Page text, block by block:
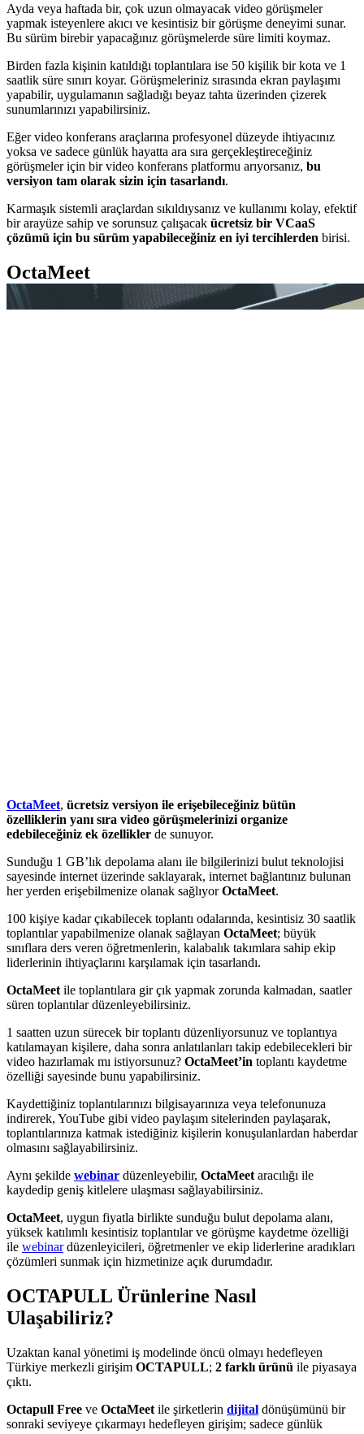
Ayda veya haftada bir, çok uzun olmayacak video görüşmeler
yapmak isteyenlere akıcı ve kesintisiz bir görüşme deneyimi sunar.
Bu sürüm birebir yapacağınız görüşmelerde süre limiti koymaz.
Birden fazla kişinin katıldığı toplantılara ise 50 kişilik bir kota ve 1
saatlik süre sınırı koyar. Görüşmeleriniz sırasında ekran paylaşımı
yapabilir, uygulamanın sağladığı beyaz tahta üzerinden çizerek
sunumlarınızı yapabilirsiniz.
Eğer video konferans araçlarına profesyonel düzeyde ihtiyacınız
yoksa ve sadece günlük hayatta ara sıra gerçekleştireceğiniz
görüşmeler için bir video konferans platformu arıyorsanız, bu
versiyon tam olarak sizin için tasarlandı.
Karmaşık sistemli araçlardan sıkıldıysanız ve kullanımı kolay, efektif
bir arayüze sahip ve sorunsuz çalışacak ücretsiz bir VCaaS
çözümü için bu sürüm yapabileceğiniz en iyi tercihlerden birisi.
OctaMeet
OctaMeet, ücretsiz versiyon ile erişebileceğiniz bütün
özelliklerin yanı sıra video görüşmelerinizi organize
edebileceğiniz ek özellikler de sunuyor.
Sunduğu 1 GB’lık depolama alanı ile bilgilerinizi bulut teknolojisi
sayesinde internet üzerinde saklayarak, internet bağlantınız bulunan
her yerden erişebilmenize olanak sağlıyorOctaMeet.
100 kişiye kadar çıkabilecek toplantı odalarında, kesintisiz 30 saatlik
toplantılar yapabilmenize olanak sağlayan OctaMeet; büyük
sınıflara ders veren öğretmenlerin, kalabalık takımlara sahip ekip
liderlerinin ihtiyaçlarını karşılamak için tasarlandı.
OctaMeet ile toplantılara gir çık yapmak zorunda kalmadan, saatler
süren toplantılar düzenleyebilirsiniz.
1 saatten uzun sürecek bir toplantı düzenliyorsunuz ve toplantıya
katılamayan kişilere, daha sonra anlatılanları takip edebilecekleri bir
video hazırlamak mı istiyorsunuz? OctaMeet’in toplantı kaydetme
özelliği sayesinde bunu yapabilirsiniz.
Kaydettiğiniz toplantılarınızı bilgisayarınıza veya telefonunuza
indirerek, YouTube gibi video paylaşım sitelerinden paylaşarak,
toplantılarınıza katmak istediğiniz kişilerin konuşulanlardan haberdar
olmasını sağlayabilirsiniz.
Aynı şekilde webinar düzenleyebilir, OctaMeet aracılığı ile
kaydedip geniş kitlelere ulaşması sağlayabilirsiniz.
OctaMeet, uygun fiyatla birlikte sunduğu bulut depolama alanı,
yüksek katılımlı kesintisiz toplantılar ve görüşme kaydetme özelliği
ile webinardüzenleyicileri, öğretmenler ve ekip liderlerine aradıkları
çözümleri sunmak için hizmetinize açık durumdadır.
OCTAPULL Ürünlerine Nasıl
Ulaşabiliriz?
Uzaktan kanal yönetimi iş modelinde öncü olmayı hedefleyen
Türkiye merkezli girişim OCTAPULL; 2 farklı ürünü ile piyasaya
çıktı.
Octapull Free ve OctaMeet ile şirketlerin dijital dönüşümünü bir
sonraki seviyeye çıkarmayı hedefleyen girişim; sadece günlük